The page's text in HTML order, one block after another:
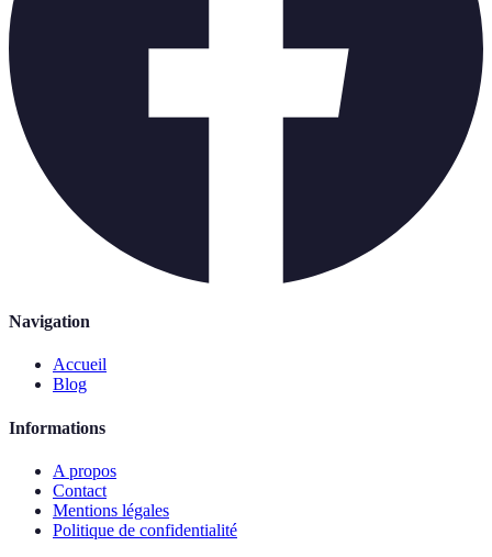
Navigation
Accueil
Blog
Informations
A propos
Contact
Mentions légales
Politique de confidentialité